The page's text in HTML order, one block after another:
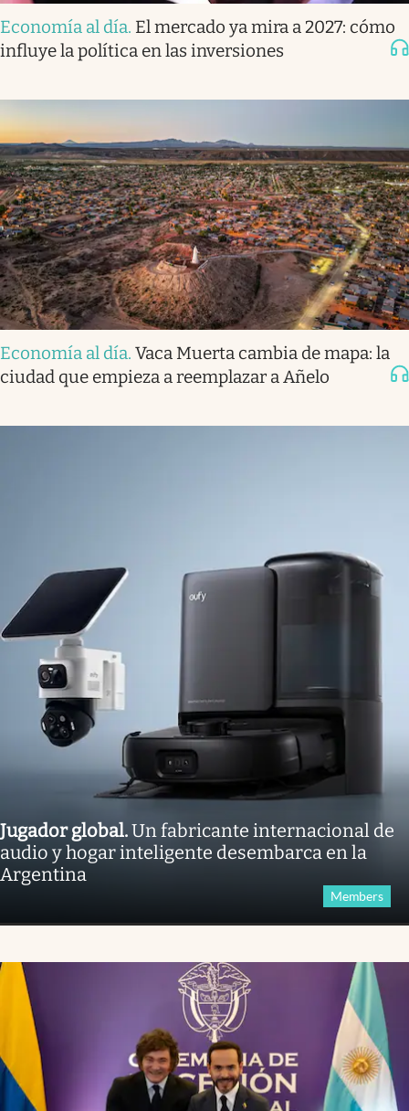
Economía al día. El mercado ya mira a 2027: cómo
influye la política en las inversiones
Economía al día. Vaca Muerta cambia de mapa: la
ciudad que empieza a reemplazar a Añelo
Jugador global.Un fabricante internacional de
audio y hogar inteligente desembarca en la
Argentina
Members